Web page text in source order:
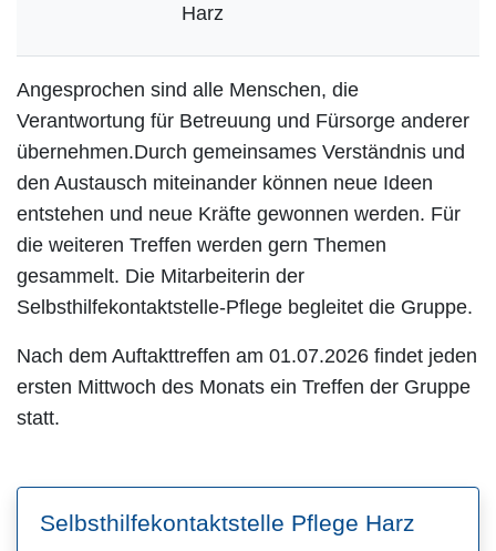
Harz
Angesprochen sind alle Menschen, die
Verantwortung für Betreuung und Fürsorge anderer
übernehmen.Durch gemeinsames Verständnis und
den Austausch miteinander können neue Ideen
entstehen und neue Kräfte gewonnen werden. Für
die weiteren Treffen werden gern Themen
gesammelt. Die Mitarbeiterin der
Selbsthilfekontaktstelle-Pflege begleitet die Gruppe.
Nach dem Auftakttreffen am 01.07.2026 findet jeden
ersten Mittwoch des Monats ein Treffen der Gruppe
statt.
Selbsthilfekontaktstelle Pflege Harz